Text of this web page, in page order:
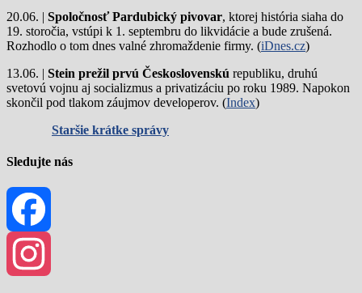
20.06. | Spoločnosť Pardubický pivovar, ktorej história siaha do
19. storočia, vstúpi k 1. septembru do likvidácie a bude zrušená.
Rozhodlo o tom dnes valné zhromaždenie firmy. (iDnes.cz)
13.06. | Stein prežil prvú Československú republiku, druhú
svetovú vojnu aj socializmus a privatizáciu po roku 1989. Napokon
skončil pod tlakom záujmov developerov. (Index)
Staršie krátke správy
Sledujte nás
Facebook